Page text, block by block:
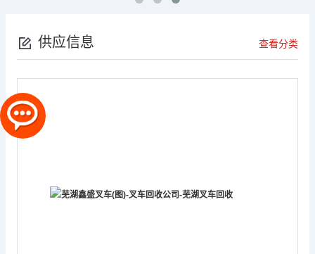
供应信息 查看分类